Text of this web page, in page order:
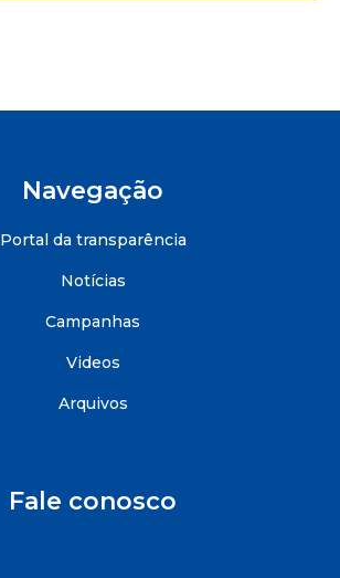
Navegação
Portal da transparência
Notícias
Campanhas
Videos
Arquivos
Fale conosco